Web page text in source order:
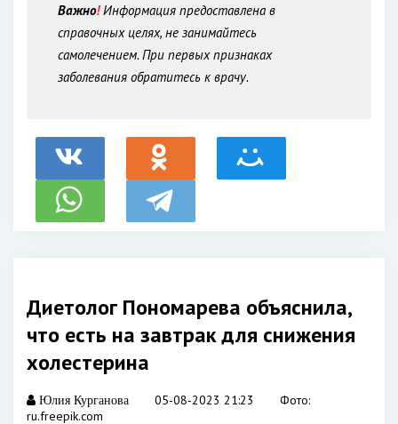
Важно!Информация предоставлена в
справочных целях, не занимайтесь
самолечением. При первых признаках
заболевания обратитесь к врачу.
Диетолог Пономарева объяснила,
что есть на завтрак для снижения
холестерина
Юлия Курганова 05-08-2023 21:23
Фото:
ru.freepik.com